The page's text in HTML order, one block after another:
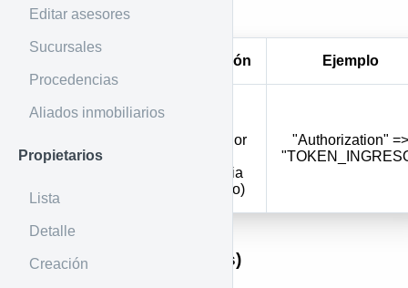
Editar asesores
Sucursales
Procedencias
Aliados inmobiliarios
Propietarios
Lista
Detalle
Creación
Por Header
Descripción Ejemplo
Authorization
identificador
inmobiliaria
(obligatorio)
"Authorization" =>
Por Body (Form params)